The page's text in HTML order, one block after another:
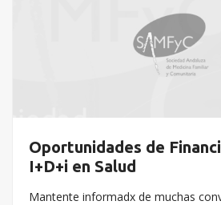
Oportunidades de
I+D+i en Salud
Mantente informadx de muchas